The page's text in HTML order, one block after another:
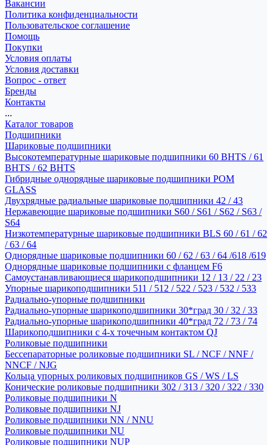
Вакансии
Политика конфиденциальности
Пользовательское соглашение
Помощь
Покупки
Условия оплаты
Условия доставки
Вопрос - ответ
Бренды
Контакты
...
Каталог товаров
Подшипники
Шариковые подшипники
Высокотемпературные шариковые подшипники 60 BHTS / 61
BHTS / 62 BHTS
Гибридные однорядные шариковые подшипники POM
GLASS
Двухрядные радиальные шариковые подшипники 42 / 43
Нержавеющие шариковые подшипники S60 / S61 / S62 / S63 /
S64
Низкотемпературные шариковые подшипники BLS 60 / 61 / 62
/ 63 / 64
Однорядные шариковые подшипники 60 / 62 / 63 / 64 /618 /619
Однорядные шариковые подшипники с фланцем F6
Самоустанавливающиеся шарикоподшипники 12 / 13 / 22 / 23
Упорные шарикоподшипники 511 / 512 / 522 / 523 / 532 / 533
Радиально-упорные подшипники
Радиально-упорные шарикоподшипники 30*град 30 / 32 / 33
Радиально-упорные шарикоподшипники 40*град 72 / 73 / 74
Шарикоподшипники с 4-х точечным контактом QJ
Роликовые подшипники
Бессепараторные роликовые подшипники SL / NCF / NNF /
NNCF / NJG
Кольца упорных роликовых подшипников GS / WS / LS
Конические роликовые подшипники 302 / 313 / 320 / 322 / 330
Роликовые подшипники N
Роликовые подшипники NJ
Роликовые подшипники NN / NNU
Роликовые подшипники NU
Роликовые подшипники NUP